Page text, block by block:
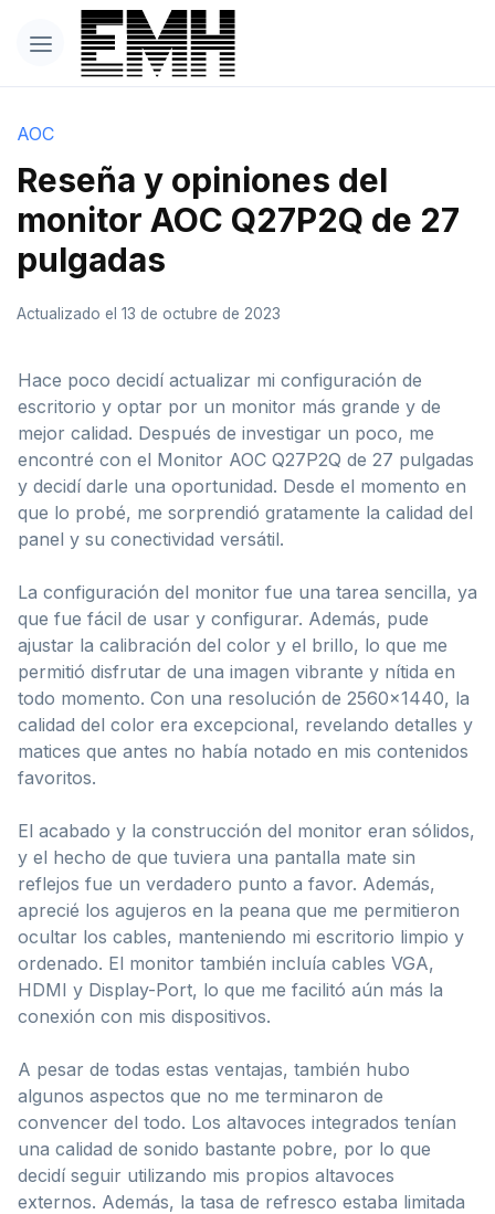
AOC
Reseña y opiniones del
monitor AOC Q27P2Q de 27
pulgadas
Actualizado el 13 de octubre de 2023
Hace poco decidí actualizar mi configuración de
escritorio y optar por un monitor más grande y de
mejor calidad. Después de investigar un poco, me
encontré con el Monitor AOC Q27P2Q de 27 pulgadas
y decidí darle una oportunidad. Desde el momento en
que lo probé, me sorprendió gratamente la calidad del
panel y su conectividad versátil.
La configuración del monitor fue una tarea sencilla, ya
que fue fácil de usar y configurar. Además, pude
ajustar la calibración del color y el brillo, lo que me
permitió disfrutar de una imagen vibrante y nítida en
todo momento. Con una resolución de 2560×1440, la
calidad del color era excepcional, revelando detalles y
matices que antes no había notado en mis contenidos
favoritos.
El acabado y la construcción del monitor eran sólidos,
y el hecho de que tuviera una pantalla mate sin
reflejos fue un verdadero punto a favor. Además,
aprecié los agujeros en la peana que me permitieron
ocultar los cables, manteniendo mi escritorio limpio y
ordenado. El monitor también incluía cables VGA,
HDMI y Display-Port, lo que me facilitó aún más la
conexión con mis dispositivos.
A pesar de todas estas ventajas, también hubo
algunos aspectos que no me terminaron de
convencer del todo. Los altavoces integrados tenían
una calidad de sonido bastante pobre, por lo que
decidí seguir utilizando mis propios altavoces
externos. Además, la tasa de refresco estaba limitada